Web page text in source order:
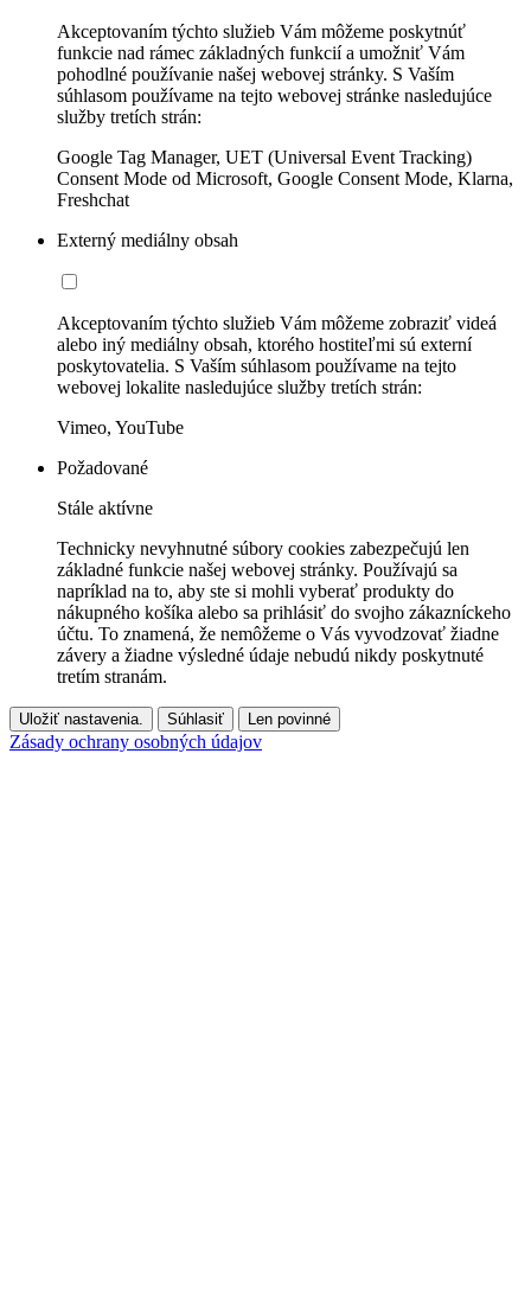
Akceptovaním týchto služieb Vám môžeme poskytnúť
funkcie nad rámec základných funkcií a umožniť Vám
pohodlné používanie našej webovej stránky. S Vaším
súhlasom používame na tejto webovej stránke nasledujúce
služby tretích strán:
Google Tag Manager, UET (Universal Event Tracking)
Consent Mode od Microsoft, Google Consent Mode, Klarna,
Freshchat
Externý mediálny obsah
Akceptovaním týchto služieb Vám môžeme zobraziť videá
alebo iný mediálny obsah, ktorého hostiteľmi sú externí
poskytovatelia. S Vaším súhlasom používame na tejto
webovej lokalite nasledujúce služby tretích strán:
Vimeo, YouTube
Požadované
Stále aktívne
Technicky nevyhnutné súbory cookies zabezpečujú len
základné funkcie našej webovej stránky. Používajú sa
napríklad na to, aby ste si mohli vyberať produkty do
nákupného košíka alebo sa prihlásiť do svojho zákazníckeho
účtu. To znamená, že nemôžeme o Vás vyvodzovať žiadne
závery a žiadne výsledné údaje nebudú nikdy poskytnuté
tretím stranám.
Uložiť nastavenia. Súhlasiť Len povinné
Zásady ochrany osobných údajov